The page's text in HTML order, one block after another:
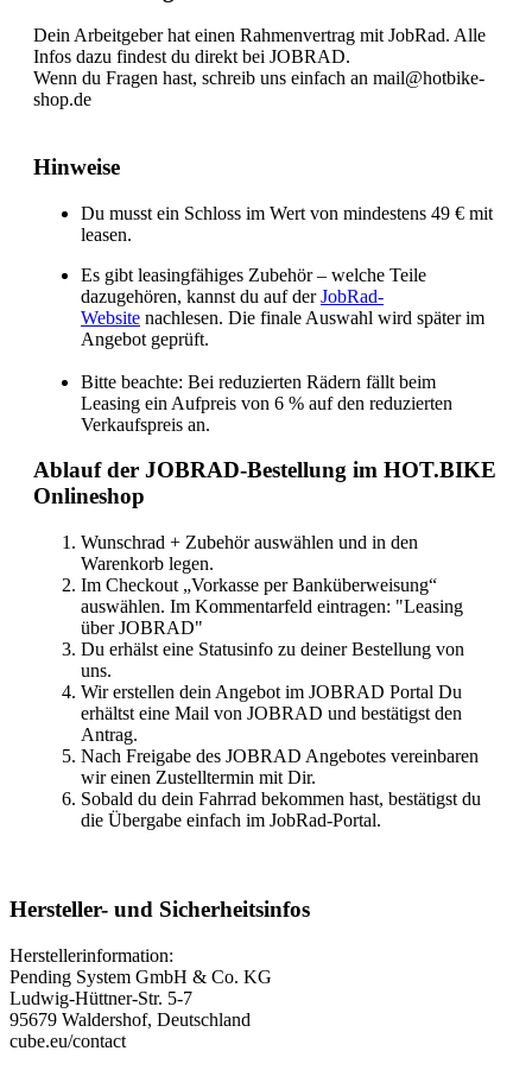
Dein Arbeitgeber hat einen Rahmenvertrag mit JobRad. Alle
Infos dazu findest du direkt bei JOBRAD.
Wenn du Fragen hast, schreib uns einfach an mail@hotbike-
shop.de
Hinweise
Du musst ein Schloss im Wert von mindestens 49 € mit
leasen.
Es gibt leasingfähiges Zubehör – welche Teile
dazugehören, kannst du auf derJobRad-
Website nachlesen. Die finale Auswahl wird später im
Angebot geprüft.
Bitte beachte: Bei reduzierten Rädern fällt beim
Leasing ein Aufpreis von 6 % auf den reduzierten
Verkaufspreis an.
Ablauf der JOBRAD-Bestellung im HOT.BIKE
Onlineshop
Wunschrad + Zubehör auswählen und in den
Warenkorb legen.
Im Checkout „Vorkasse per Banküberweisung“
auswählen. Im Kommentarfeld eintragen: "Leasing
über JOBRAD"
Du erhälst eine Statusinfo zu deiner Bestellung von
uns.
Wir erstellen dein Angebot im JOBRAD Portal Du
erhältst eine Mail von JOBRAD und bestätigst den
Antrag.
Nach Freigabe des JOBRAD Angebotes vereinbaren
wir einen Zustelltermin mit Dir.
Sobald du dein Fahrrad bekommen hast, bestätigst du
die Übergabe einfach im JobRad-Portal.
Hersteller- und Sicherheitsinfos
Herstellerinformation:
Pending System GmbH & Co. KG
Ludwig-Hüttner-Str. 5-7
95679 Waldershof, Deutschland
cube.eu/contact